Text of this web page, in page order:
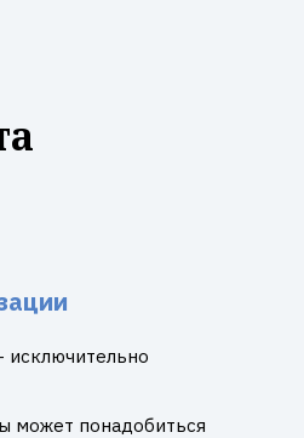
может понадобиться